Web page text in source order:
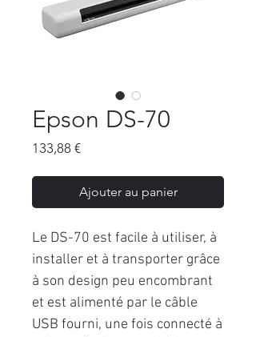
Epson DS-70
133,88 €Prix
Ajouter au panier
Le DS-70 est facile à utiliser, à
installer et à transporter grâce
à son design peu encombrant
et est alimenté par le câble
USB fourni, une fois connecté à